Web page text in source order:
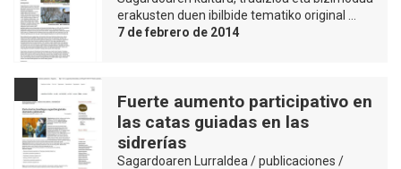
erakusten duen ibilbide tematiko original …
7 de febrero de 2014
Fuerte aumento participativo en
las catas guiadas en las
sidrerías
Sagardoaren Lurraldea / publicaciones /